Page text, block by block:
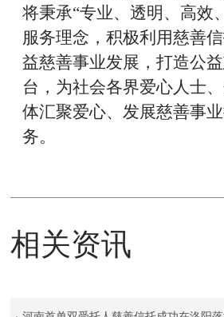
将秉承“专业、透明、高效
服务理念，积极利用慈善
益慈善事业发展，打造公
台，为社会各界爱心人士
体汇聚爱心、发展慈善事
务。
相关资讯